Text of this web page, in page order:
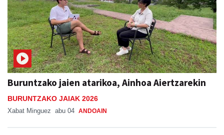
Buruntzako jaien atarikoa, Ainhoa Aiertzarekin
BURUNTZAKO JAIAK 2026
Xabat Minguez abu 04 ANDOAIN